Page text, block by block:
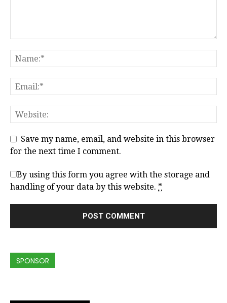
Save my name, email, and website in this browser
for the next time I comment.
By using this form you agree with the storage and
handling of your data by this website. *
SPONSOR